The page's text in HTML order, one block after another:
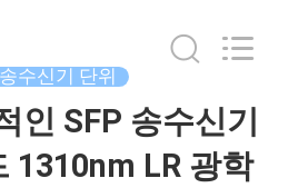
수신기 단위
인 SFP 송수신기
1310nm LR 광학